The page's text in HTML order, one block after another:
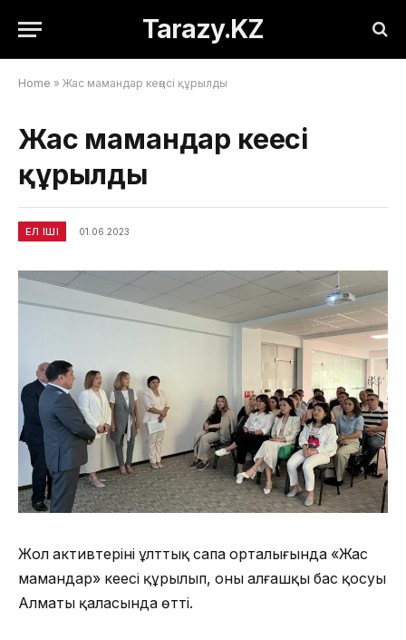
Tarazy.KZ
Home » Жас мамандар кеңесі құрылды
Жас мамандар кеңесі
құрылды
ЕЛ ІШІ 01.06.2023
Жол активтерінің ұлттық сапа орталығында «Жас
мамандар» кеңесі құрылып, оның алғашқы бас қосуы
Алматы қаласында өтті.